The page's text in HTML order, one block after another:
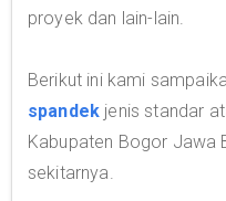
proyek dan lain-lain.
Berikut ini kami
spandek jenis standar
Kabupaten Bogor Jawa
sekitarnya.